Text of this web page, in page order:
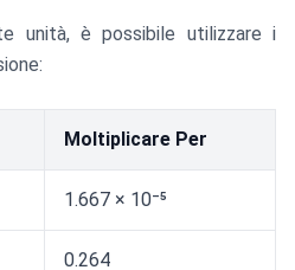
unità, è possibile utilizzare i
Moltiplicare Per
1.667 × 10⁻⁵
0.264